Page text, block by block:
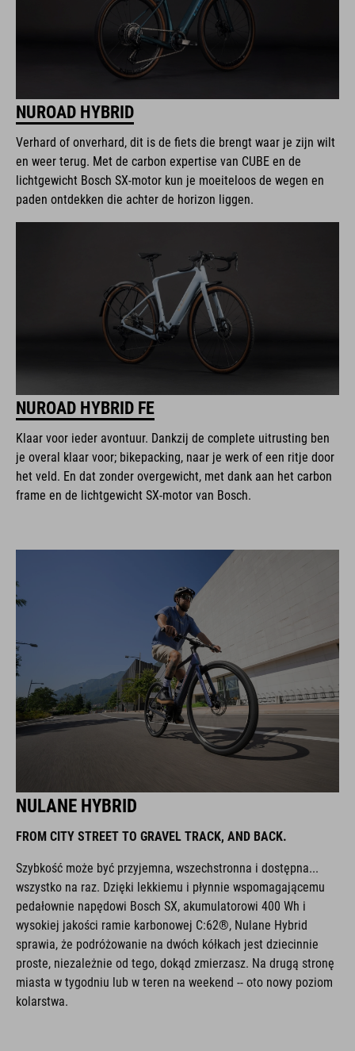
NUROAD HYBRID
Verhard of onverhard, dit is de fiets die brengt waar je zijn wilt
en weer terug. Met de carbon expertise van CUBE en de
lichtgewicht Bosch SX-motor kun je moeiteloos de wegen en
paden ontdekken die achter de horizon liggen.
NUROAD HYBRID FE
Klaar voor ieder avontuur. Dankzij de complete uitrusting ben
je overal klaar voor; bikepacking, naar je werk of een ritje door
het veld. En dat zonder overgewicht, met dank aan het carbon
frame en de lichtgewicht SX-motor van Bosch.
NULANE HYBRID
FROM CITY STREET TO GRAVEL TRACK, AND BACK.
Szybkość może być przyjemna, wszechstronna i dostępna...
wszystko na raz. Dzięki lekkiemu i płynnie wspomagającemu
pedałownie napędowi Bosch SX, akumulatorowi 400 Wh i
wysokiej jakości ramie karbonowej C:62®, Nulane Hybrid
sprawia, że podróżowanie na dwóch kółkach jest dziecinnie
proste, niezależnie od tego, dokąd zmierzasz. Na drugą stronę
miasta w tygodniu lub w teren na weekend -- oto nowy poziom
kolarstwa.